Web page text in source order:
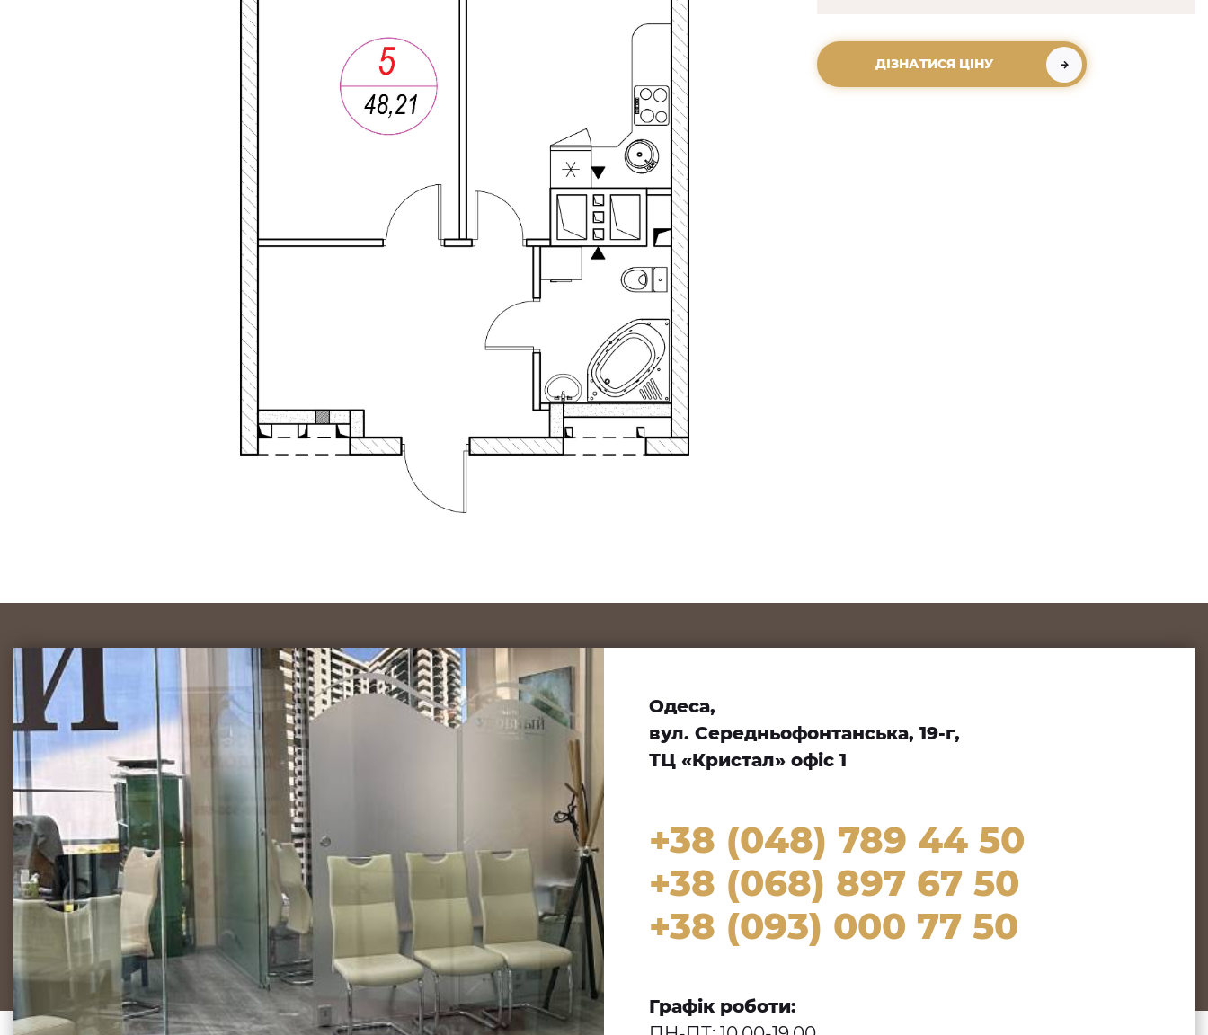
ДІЗНАТИСЯ ЦІНУ
Одеса,
вул. Середньофонтанська, 19-г,
ТЦ «Кристал» офіс 1
+38 (048) 789 44 50
+38 (068) 897 67 50
+38 (093) 000 77 50
Графік роботи: